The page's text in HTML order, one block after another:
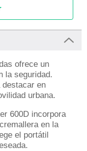
ofrece un
la seguridad.
destacar en
urbana.
600D incorpora
en la
el portátil